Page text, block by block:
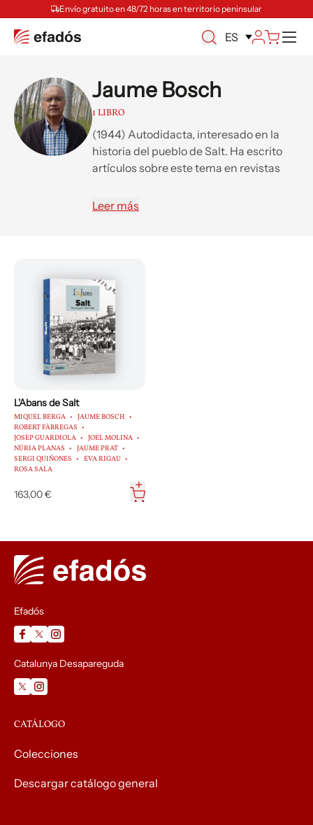
Envío gratuito en 48/72 horas en territorio peninsular
ES
Jaume Bosch
1 LIBRO
(1944) Autodidacta, interesado en la
historia del pueblo de Salt. Ha escrito
artículos sobre este tema en revistas
seudónimo El Meneró del Rec.
Leer más
L'Abans de Salt
MIQUEL BERGA
JAUME BOSCH
ROBERT FÀBREGAS
JOSEP GUARDIOLA
JOEL MOLINA
NÚRIA PLANAS
JAUME PRAT
SERGI QUIÑONES
EVA RIGAU
ROSA SALA
163,00 €
Efadós
Catalunya Desapareguda
CATÁLOGO
Colecciones
Descargar catálogo general